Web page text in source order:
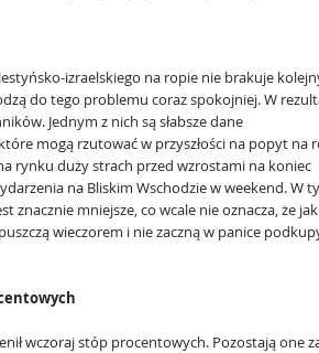
izraelskiego na ropie nie brakuje
do tego problemu coraz spokojniej. W
Jednym z nich są słabsze dane
mogą rzutować w przyszłości na popyt na
rynku duży strach przed wzrostami na koniec
na Bliskim Wschodzie w weekend. W
znacznie mniejsze, co wcale nie oznacza, że
wieczorem i nie zaczną w panice
wczoraj stóp procentowych. Pozostają one